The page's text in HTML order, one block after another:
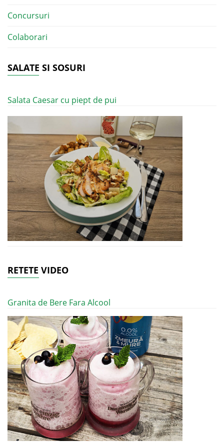
Concursuri
Colaborari
SALATE SI SOSURI
Salata Caesar cu piept de pui
RETETE VIDEO
Granita de Bere Fara Alcool